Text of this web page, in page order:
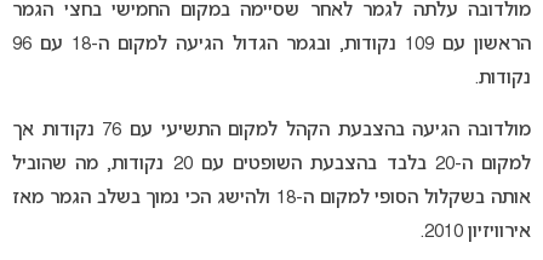
מולדובה עלתה לגמר לאחר שסיימה במקום החמישי בחצי הגמר
הראשון עם 109 נקודות, ובגמר הגדול הגיעה למקום ה-18 עם 96
נקודות.
מולדובה הגיעה בהצבעת הקהל למקום התשיעי עם 76 נקודות אך
למקום ה-20 בלבד בהצבעת השופטים עם 20 נקודות, מה שהוביל
אותה בשקלול הסופי למקום ה-18 ולהישג הכי נמוך בשלב הגמר מאז
אירוויזיון 2010.